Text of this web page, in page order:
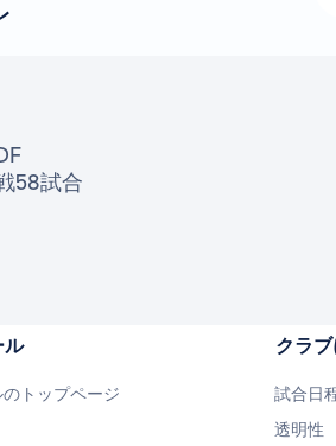
58試合
ル
トップページ
クラ
試合日
透明性